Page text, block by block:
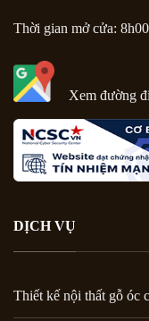
Thời gian mở cửa:
Xem đường
DỊCH VỤ
Thiết kế nội thất gỗ óc